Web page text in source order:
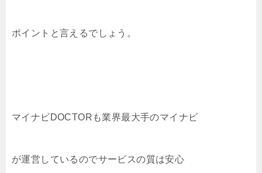
ポイントと言えるでしょう。
マイナビDOCTORも業界最大手のマイナビ
が運営しているのでサービスの質は安心